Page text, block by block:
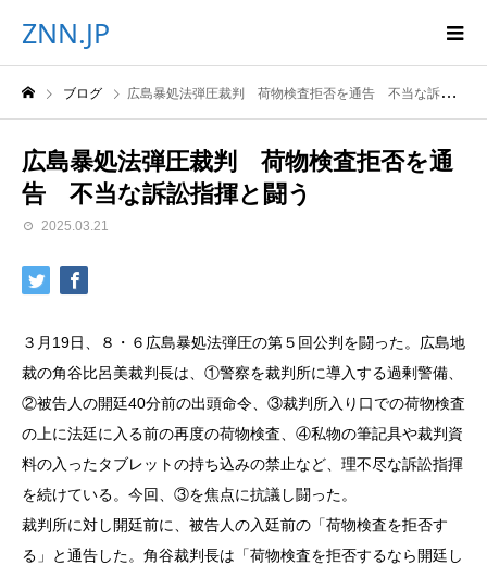
ZNN.JP
ブログ 広島暴処法弾圧裁判 荷物検査拒否を通告 不当な訴訟指揮と闘う
広島暴処法弾圧裁判 荷物検査拒否を通
告 不当な訴訟指揮と闘う
2025.03.21
３月19日、８・６広島暴処法弾圧の第５回公判を闘った。広島地
裁の角谷比呂美裁判長は、①警察を裁判所に導入する過剰警備、
②被告人の開廷40分前の出頭命令、③裁判所入り口での荷物検査
の上に法廷に入る前の再度の荷物検査、④私物の筆記具や裁判資
料の入ったタブレットの持ち込みの禁止など、理不尽な訴訟指揮
を続けている。今回、③を焦点に抗議し闘った。
裁判所に対し開廷前に、被告人の入廷前の「荷物検査を拒否す
る」と通告した。角谷裁判長は「荷物検査を拒否するなら開廷し